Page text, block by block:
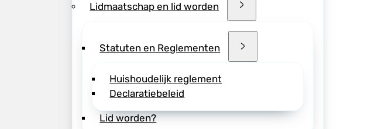
Lidmaatschap en lid worden
Statuten en Reglementen
Huishoudelijk reglement
Declaratiebeleid
Lid worden?